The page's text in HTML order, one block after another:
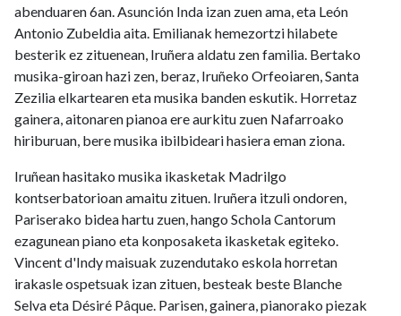
abenduaren 6an. Asunción Inda izan zuen ama, eta León
Antonio Zubeldia aita. Emilianak hemezortzi hilabete
besterik ez zituenean, Iruñera aldatu zen familia. Bertako
musika-giroan hazi zen, beraz, Iruñeko Orfeoiaren, Santa
Zezilia elkartearen eta musika banden eskutik. Horretaz
gainera, aitonaren pianoa ere aurkitu zuen Nafarroako
hiriburuan, bere musika ibilbideari hasiera eman ziona.
Iruñean hasitako musika ikasketak Madrilgo
kontserbatorioan amaitu zituen. Iruñera itzuli ondoren,
Pariserako bidea hartu zuen, hango Schola Cantorum
ezagunean piano eta konposaketa ikasketak egiteko.
Vincent d'Indy maisuak zuzendutako eskola horretan
irakasle ospetsuak izan zituen, besteak beste Blanche
Selva eta Désiré Pâque. Parisen, gainera, pianorako piezak